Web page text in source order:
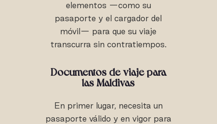
elementos —como su
pasaporte y el cargador del
móvil— para que su viaje
transcurra sin contratiempos.
Documentos de viaje para
las Maldivas
En primer lugar, necesita un
pasaporte válido y en vigor para